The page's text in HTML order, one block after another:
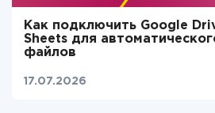
Как подключить Google
Sheets для
файлов
17.07.2026